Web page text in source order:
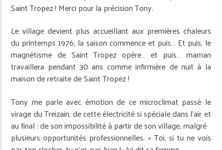
Saint Tropez ! Merci pour la précision Tony.
Le village devient plus accueillant aux premières chaleurs
du printemps 1976, la saison commence et puis… Et puis, le
magnétisme de Saint Tropez opère… et puis… maman
travaillera pendant 30 ans comme infirmière de nuit à la
maison de retraite de Saint Tropez !
Tony me parle avec émotion de ce micro­climat passé le
virage du Treizain, de cette électricité si spéciale dans l’air et
au final : de son impossibilité à partir de son village, malgré
plusieurs opportunités professionnelles. « Toi, si tu ne vois